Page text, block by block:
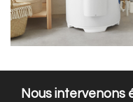
Nous intervenons